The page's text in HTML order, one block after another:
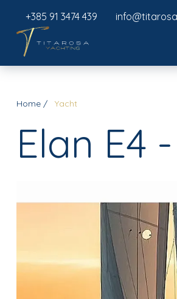
+385 91 3474 439
Home Yacht
Elan E4